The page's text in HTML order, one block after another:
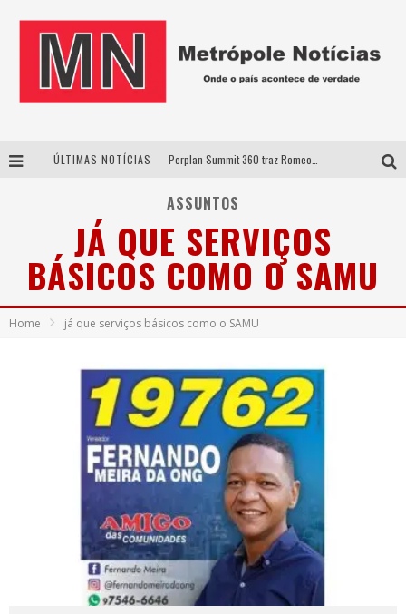
ÚLTIMAS NOTÍCIAS
Uberlândia recebe estreia nacional de espetáculo inspirado em episódio marcante da vida de Friedrich Nietzsche
Agosto Dourado: apoio, informação e acolhimento fortalecem o sucesso da amamentação
ASSUNTOS
JÁ QUE SERVIÇOS
BÁSICOS COMO O SAMU
Home já que serviços básicos como o SAMU